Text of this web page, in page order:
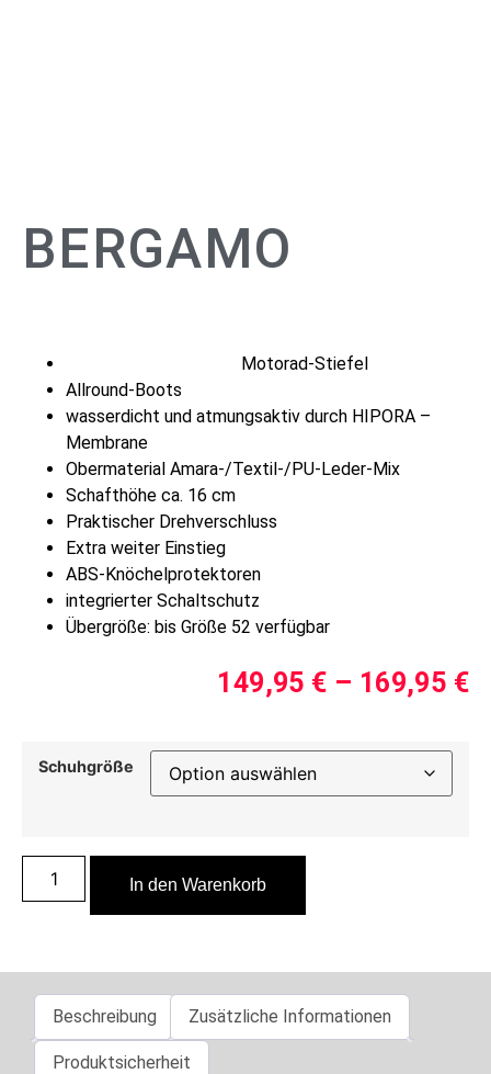
BERGAMO
Motorad-Stiefel
Allround-Boots
wasserdicht und atmungsaktiv durch HIPORA –
Membrane
Obermaterial Amara-/Textil-/PU-Leder-Mix
Schafthöhe ca. 16 cm
Praktischer Drehverschluss
Extra weiter Einstieg
ABS-Knöchelprotektoren
integrierter Schaltschutz
Übergröße: bis Größe 52 verfügbar
149,95 € – 169,95 €
Schuhgröße
In den Warenkorb
Beschreibung Zusätzliche Informationen
Produktsicherheit